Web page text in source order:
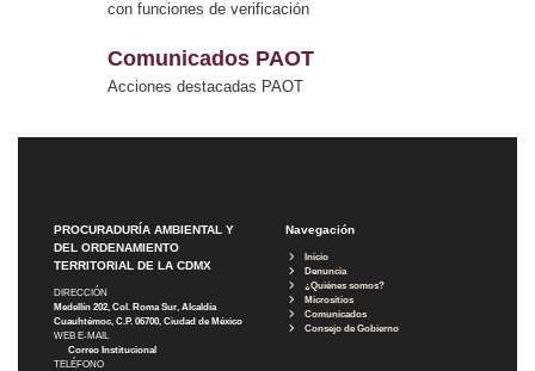
con funciones de verificación
Comunicados PAOT
Acciones destacadas PAOT
PROCURADURÍA AMBIENTAL Y
DEL ORDENAMIENTO
TERRITORIAL DE LA CDMX
DIRECCIÓN
Medellín 202, Col. Roma Sur, Alcaldía
Cuauhtémoc, C.P. 06700, Ciudad de México
WEB E-MAIL
Correo Institucional
TELÉFONO
Navegación
Inicio
Denuncia
¿Quiénes somos?
Micrositios
Comunicados
Consejo de Gobierno